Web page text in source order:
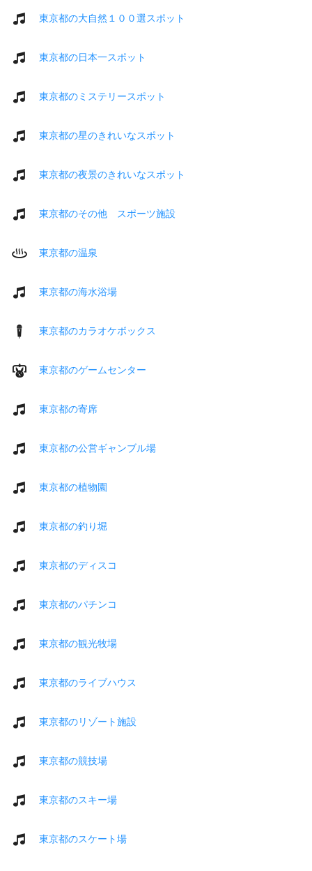
東京都の大自然１００選スポット
東京都の日本一スポット
東京都のミステリースポット
東京都の星のきれいなスポット
東京都の夜景のきれいなスポット
東京都のその他 スポーツ施設
東京都の温泉
東京都の海水浴場
東京都のカラオケボックス
東京都のゲームセンター
東京都の寄席
東京都の公営ギャンブル場
東京都の植物園
東京都の釣り堀
東京都のディスコ
東京都のパチンコ
東京都の観光牧場
東京都のライブハウス
東京都のリゾート施設
東京都の競技場
東京都のスキー場
東京都のスケート場